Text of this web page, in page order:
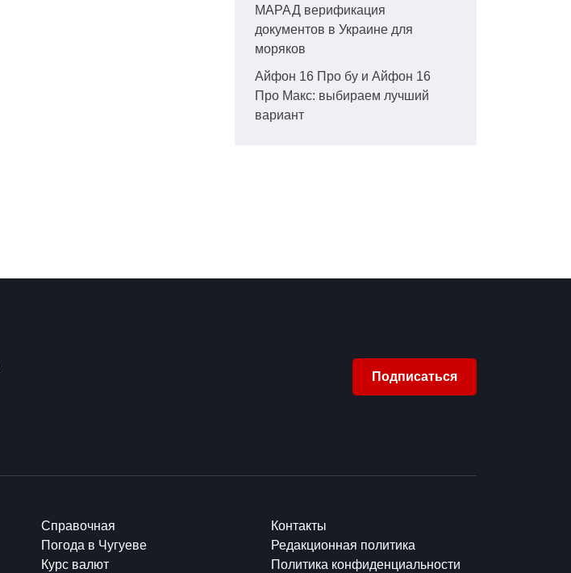
МАРАД верификация
документов в Украине для
моряков
Айфон 16 Про бу и Айфон 16
Про Макс: выбираем лучший
вариант
Подписаться
Справочная
Погода в Чугуеве
Курс валют
Контакты
Редакционная политика
Политика конфиденциальности